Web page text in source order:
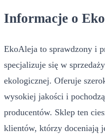
Informacje o
EkoAleja to sprawdzony i
specjalizuje się w
ekologicznej. Oferuje
wysokiej jakości i
producentów. Sklep ten
klientów, którzy doceniają